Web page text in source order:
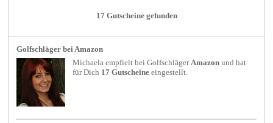
17 Gutscheine gefunden
Golfschläger bei Amazon
Michaela empfielt beiGolfschläger Amazon und hat
für Dich 17 Gutscheine eingestellt.